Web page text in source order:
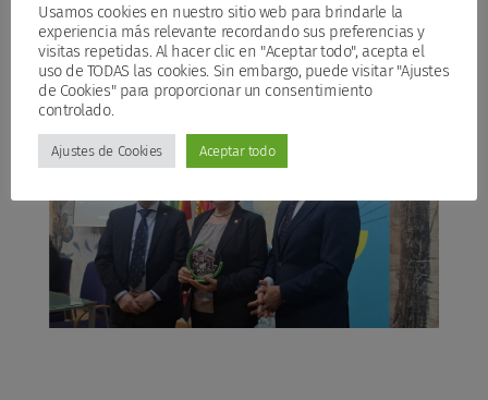
Usamos cookies en nuestro sitio web para brindarle la
experiencia más relevante recordando sus preferencias y
visitas repetidas. Al hacer clic en "Aceptar todo", acepta el
uso de TODAS las cookies. Sin embargo, puede visitar "Ajustes
de Cookies" para proporcionar un consentimiento
controlado.
Ajustes de Cookies Aceptar todo